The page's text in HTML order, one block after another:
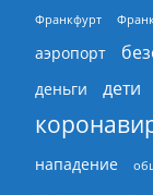
Франкфурт
аэропорт
деньги дети
нападение